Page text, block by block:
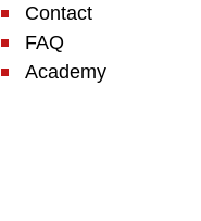
Contact
FAQ
Academy